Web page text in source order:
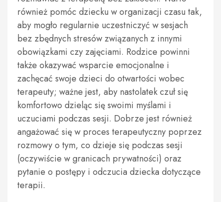
również pomóc dziecku w organizacji czasu tak,
aby mogło regularnie uczestniczyć w sesjach
bez zbędnych stresów związanych z innymi
obowiązkami czy zajęciami. Rodzice powinni
także okazywać wsparcie emocjonalne i
zachęcać swoje dzieci do otwartości wobec
terapeuty; ważne jest, aby nastolatek czuł się
komfortowo dzieląc się swoimi myślami i
uczuciami podczas sesji. Dobrze jest również
angażować się w proces terapeutyczny poprzez
rozmowy o tym, co dzieje się podczas sesji
(oczywiście w granicach prywatności) oraz
pytanie o postępy i odczucia dziecka dotyczące
terapii.